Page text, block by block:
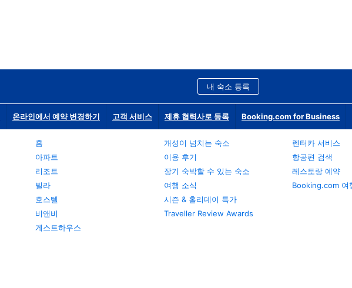
내 숙소 등록
온라인에서 예약 변경하기 고객 서비스 제휴 협력사로 등록 Booking.com for Business
홈
아파트
리조트
빌라
호스텔
비앤비
게스트하우스
개성이 넘치는 숙소
이용 후기
장기 숙박할 수 있는 숙소
여행 소식
시즌 & 홀리데이 특가
Traveller Review Awards
렌터카 서비스
항공편 검색
레스토랑 예약
Booking.com 여